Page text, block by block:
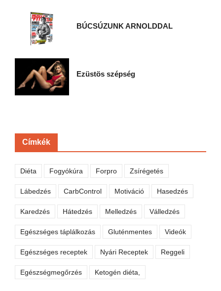
BÚCSÚZUNK ARNOLDDAL
Ezüstös szépség
Címkék
Diéta Fogyókúra Forpro Zsírégetés
Lábedzés CarbControl Motiváció Hasedzés
Karedzés Hátedzés Melledzés Válledzés
Egészséges táplálkozás Gluténmentes Videók
Egészséges receptek Nyári Receptek Reggeli
Egészségmegőrzés Ketogén diéta,